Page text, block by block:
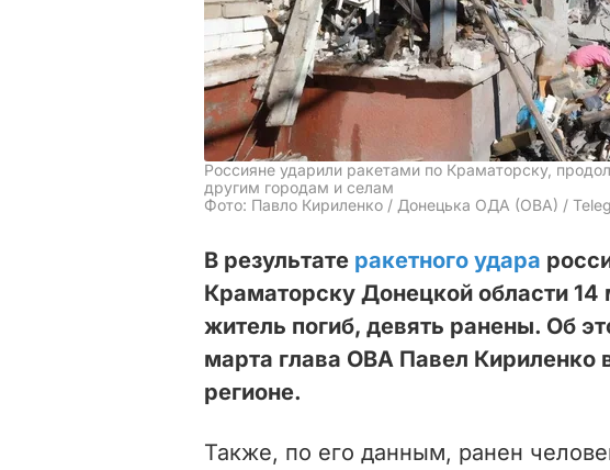
Россияне ударили ракетами по Краматорску,
другим городам и селам
Фото: Павло Кириленко / Донецька ОДА (ОВА) /
В результате ракетного удара
Краматорску Донецкой области
житель погиб, девять ранены. Об
марта глава ОВА Павел Кириленко
регионе.
Также, по его данным, ранен